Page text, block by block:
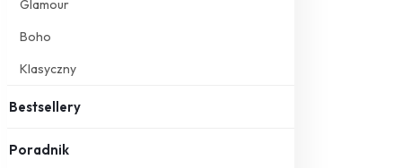
Glamour
Boho
Klasyczny
Bestsellery
Poradnik